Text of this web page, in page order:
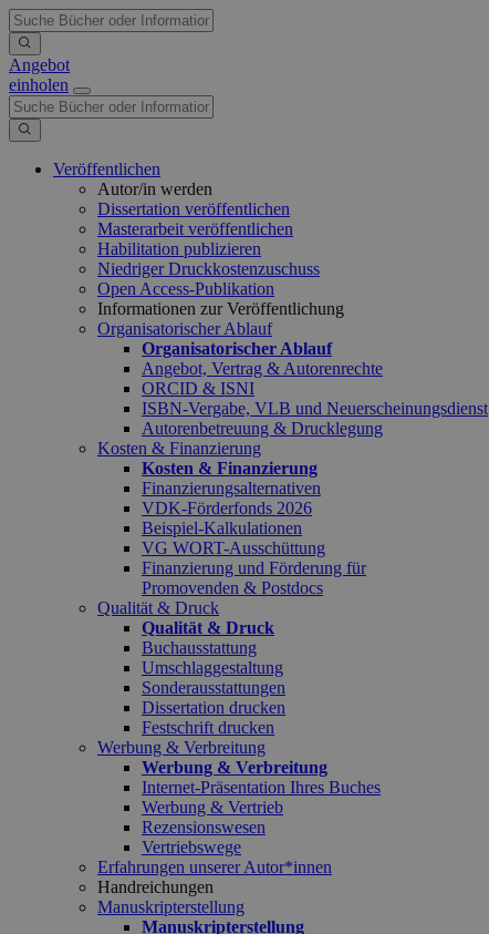
Angebot
einholen
Veröffentlichen
Autor/in werden
Dissertation veröffentlichen
Masterarbeit veröffentlichen
Habilitation publizieren
Niedriger Druckkostenzuschuss
Open Access-Publikation
Informationen zur Veröffentlichung
Organisatorischer Ablauf
Organisatorischer Ablauf
Angebot, Vertrag & Autorenrechte
ORCID & ISNI
ISBN-Vergabe, VLB und Neuerscheinungsdienst
Autorenbetreuung & Drucklegung
Kosten & Finanzierung
Kosten & Finanzierung
Finanzierungsalternativen
VDK-Förderfonds 2026
Beispiel-Kalkulationen
VG WORT-Ausschüttung
Finanzierung und Förderung für
Promovenden & Postdocs
Qualität & Druck
Qualität & Druck
Buchausstattung
Umschlaggestaltung
Sonderausstattungen
Dissertation drucken
Festschrift drucken
Werbung & Verbreitung
Werbung & Verbreitung
Internet-Präsentation Ihres Buches
Werbung & Vertrieb
Rezensionswesen
Vertriebswege
Erfahrungen unserer Autor*innen
Handreichungen
Manuskripterstellung
Manuskripterstellung